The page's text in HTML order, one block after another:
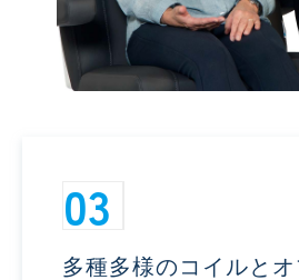
03
多種多様のコイルと